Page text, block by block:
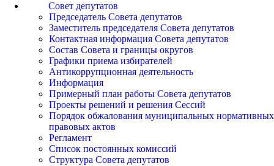
Совет депутатов
Председатель Совета депутатов
Заместитель председателя Совета депутатов
Контактная информация Совета депутатов
Состав Совета и границы округов
Графики приема избирателей
Антикоррупционная деятельность
Информация
Примерный план работы Совета депутатов
Проекты решений и решения Сессий
Порядок обжалования муниципальных нормативных
правовых актов
Регламент
Список постоянных комиссий
Структура Совета депутатов